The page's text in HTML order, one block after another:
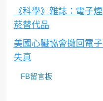
《科學》雜誌：電子
菸替代品
美國心臟協會撤回電
失真
FB留言板